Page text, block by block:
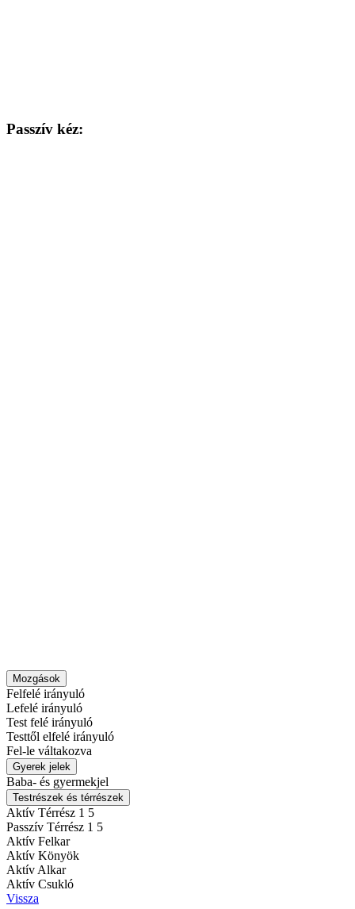
Passzív kéz:
Mozgások
Felfelé irányuló
Lefelé irányuló
Test felé irányuló
Testtől elfelé irányuló
Fel-le váltakozva
Gyerek jelek
Baba- és gyermekjel
Testrészek és térrészek
Aktív Térrész 1 5
Passzív Térrész 1 5
Aktív Felkar
Aktív Könyök
Aktív Alkar
Aktív Csukló
Vissza